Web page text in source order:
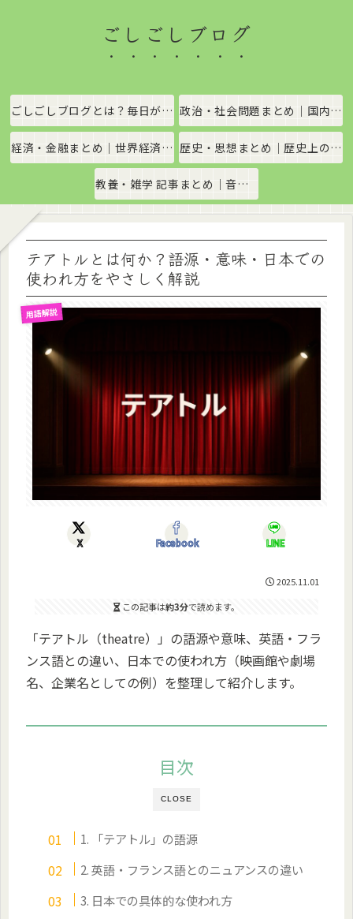
ごしごしブログ
ごしごしブログとは？毎日がちょっと楽しくなる情報発信サイト 政治・社会問題まとめ｜国内政治・国際情勢をわかりやすく解説
経済・金融まとめ｜世界経済・金融市場をわかりやすく解説 歴史・思想まとめ｜歴史上の出来事や思想・哲学をわかりやすく解説
教養・雑学 記事まとめ｜音楽、科学、社会の豆知識をわかりやすく解説
テアトルとは何か？語源・意味・日本での
使われ方をやさしく解説
用語解説
X Facebook LINE
2025.11.01
この記事は約3分で読めます。
「テアトル（theatre）」の語源や意味、英語・フラ
ンス語との違い、日本での使われ方（映画館や劇場
名、企業名としての例）を整理して紹介します。
CLOSE
目次
1. 「テアトル」の語源
2. 英語・フランス語とのニュアンスの違い
3. 日本での具体的な使われ方